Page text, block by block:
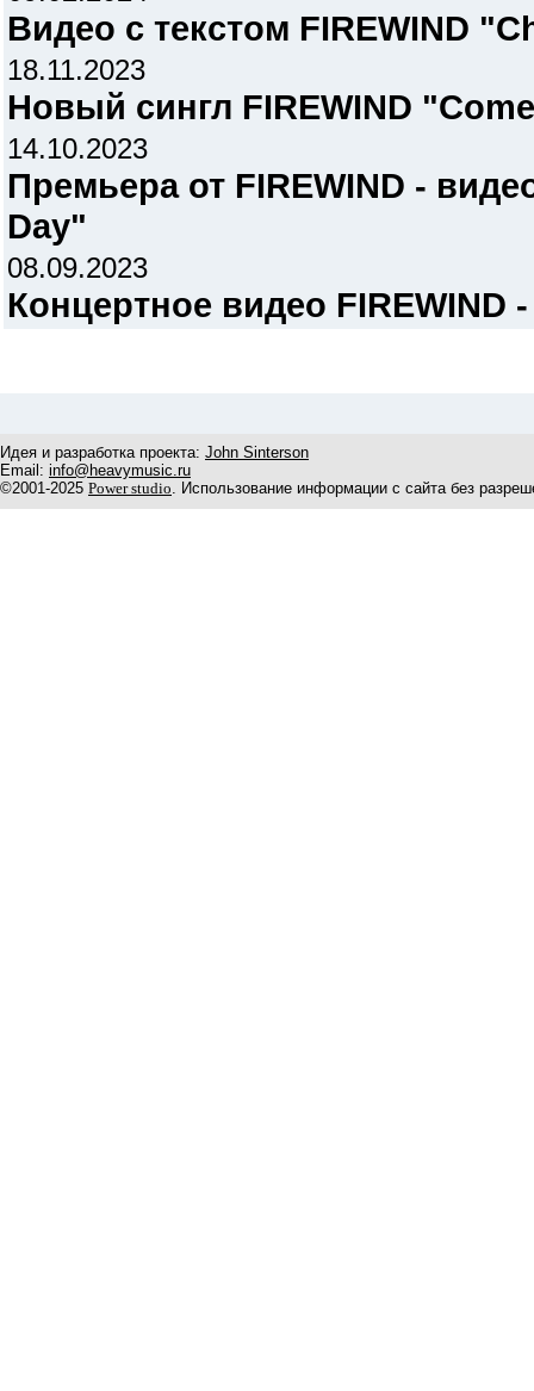
Видео с текстом FIREWIND
18.11.2023
Новый сингл FIREWIND
14.10.2023
Премьера от FIREWIND -
Day"
08.09.2023
Концертное видео FIREWIND
Идея и разработка проекта: John Sinterson
Email: info@heavymusic.ru
©2001-2025 Power studio. Использование информации с сайта без